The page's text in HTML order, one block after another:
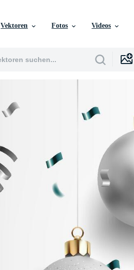
Vektoren Fotos Videos